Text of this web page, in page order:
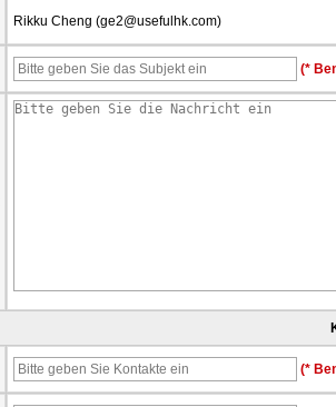
Rikku Cheng (ge2@usefulhk.com)
(*
(*